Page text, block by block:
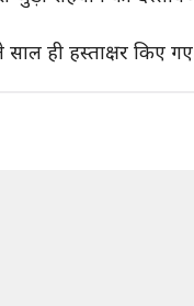
ही हस्ताक्षर किए